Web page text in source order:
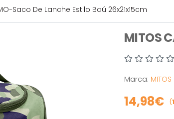
Saco De Lanche Estilo Baú 26x21x15cm
MITOS
Marca: MITOS
14,98€ (